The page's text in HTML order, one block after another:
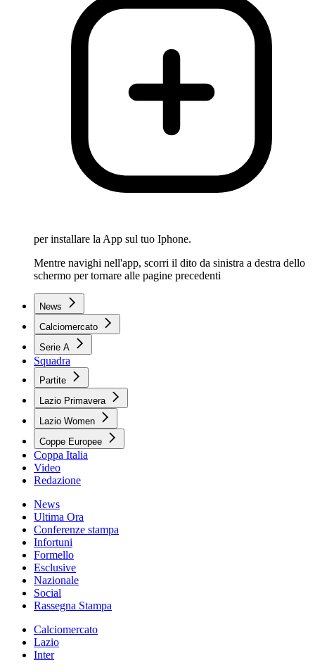
per installare la App sul tuo Iphone.
Mentre navighi nell'app, scorri il dito da sinistra a destra dello
schermo per tornare alle pagine precedenti
News
Calciomercato
Serie A
Squadra
Partite
Lazio Primavera
Lazio Women
Coppe Europee
Coppa Italia
Video
Redazione
News
Ultima Ora
Conferenze stampa
Infortuni
Formello
Esclusive
Nazionale
Social
Rassegna Stampa
Calciomercato
Lazio
Inter